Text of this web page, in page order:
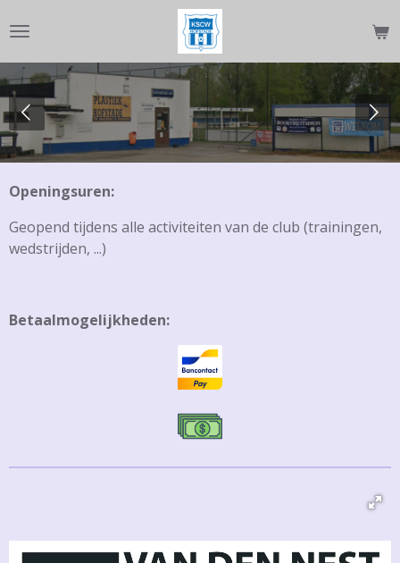
direct
naar
de
hoofdinhoud
Openingsuren:
Geopend tijdens alle activiteiten van de club (trainingen,
wedstrijden, ...)
Betaalmogelijkheden: